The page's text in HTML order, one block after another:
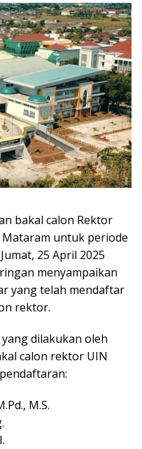
bakal calon Rektor
untuk periode
25 April 2025
menyampaikan
yang telah mendaftar
rektor.
dilakukan oleh
calon rektor UIN
M.S.